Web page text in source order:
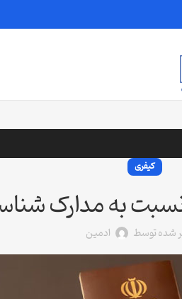
کیفری
به مدارک
شده توسط ادمین